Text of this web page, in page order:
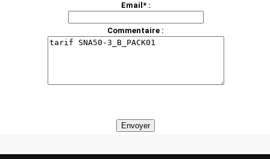
Email* :
Commentaire :